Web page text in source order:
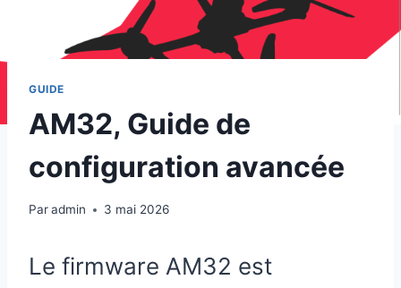
GUIDE
AM32, Guide de
configuration avancée
Paradmin 3 mai 2026
Le firmware AM32 est